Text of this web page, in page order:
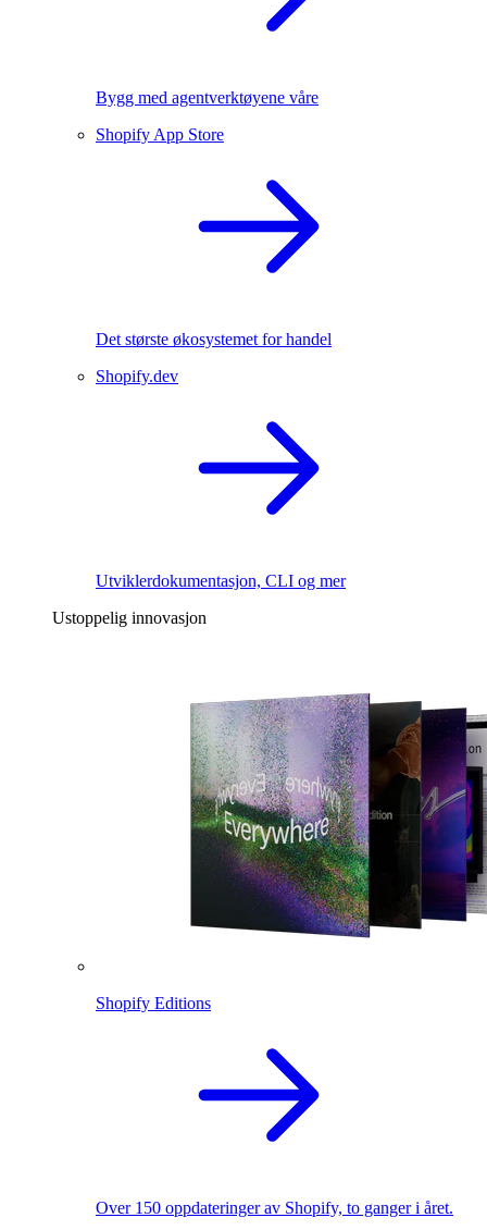
Bygg med agentverktøyene våre
Shopify App Store
Det største økosystemet for handel
Shopify.dev
Utviklerdokumentasjon, CLI og mer
Ustoppelig innovasjon
Shopify Editions
Over 150 oppdateringer av Shopify, to ganger i året.